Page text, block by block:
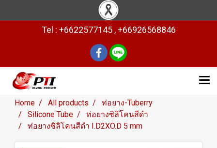
Tel : +6622577145 , +66926568846
Home All products
ท่อยาง-Tuberry
Silicone Tube
ท่อยางซิลิโคนสีดำ
ท่อยางซิลิโคนสีดำ I.D2XO.D 5 mm